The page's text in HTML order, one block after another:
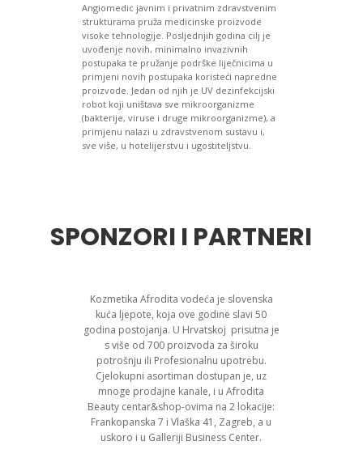
Angiomedic javnim i privatnim zdravstvenim
strukturama pruža medicinske proizvode
visoke tehnologije. Posljednjih godina cilj je
uvođenje novih, minimalno invazivnih
postupaka te pružanje podrške liječnicima u
primjeni novih postupaka koristeći napredne
proizvode. Jedan od njih je UV dezinfekcijski
robot koji uništava sve mikroorganizme
(bakterije, viruse i druge mikroorganizme), a
primjenu nalazi u zdravstvenom sustavu i,
sve više, u hotelijerstvu i ugostiteljstvu.
SPONZORI I PARTNERI
Kozmetika Afrodita vodeća je slovenska
kuća ljepote, koja ove godine slavi 50
godina postojanja. U Hrvatskoj prisutna je
s više od 700 proizvoda za široku
potrošnju ili Profesionalnu upotrebu.
Cjelokupni asortiman dostupan je, uz
mnoge prodajne kanale, i u Afrodita
Beauty centar&shop-ovima na 2 lokacije:
Frankopanska 7 i Vlaška 41, Zagreb, a u
uskoro i u Galleriji Business Center.